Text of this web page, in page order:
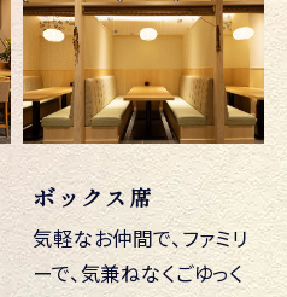
ボックス席
気軽なお仲間で、ファミリ
ーで、気兼ねなくごゆっく